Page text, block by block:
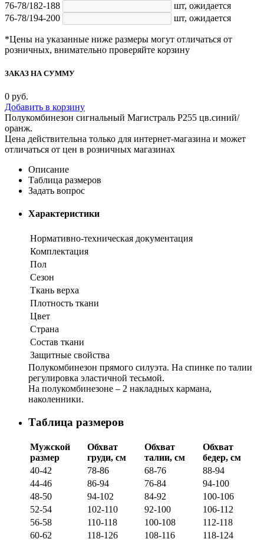
76-78/182-188
шт, ожидается
76-78/194-200
шт, ожидается
*Цены на указанные ниже размеры могут отличаться от
розничных, внимательно проверяйте корзину
ЗАКАЗ НА СУММУ
0 руб.
Добавить в корзину
Полукомбинезон сигнальный Магистраль Р255 цв.синий/
оранж.
Цена действительна только для интернет-магазина и может
отличаться от цен в розничных магазинах
Описание
Таблица размеров
Задать вопрос
Характеристики
Нормативно-техническая документация
Комплектация
Пол
Сезон
Ткань верха
Плотность ткани
Цвет
Страна
Состав ткани
Защитные свойства
Полукомбинезон прямого силуэта. На спинке по талии
регулировка эластичной тесьмой.
На полукомбинезоне – 2 накладных кармана,
наколенники.
Таблица размеров
Мужской
размер
Обхват
груди, см
Обхват
талии, см
Обхват
бедер, см
40-42
78-86 68-76
88-94
44-46
86-94 76-84
94-100
48-50
94-102 84-92
100-106
52-54
102-110 92-100
106-112
56-58
110-118 100-108
112-118
60-62
118-126 108-116
118-124